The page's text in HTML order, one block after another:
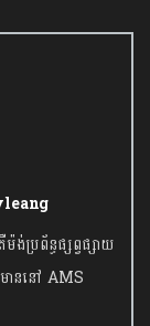
ង់ប្រព័ន្ធផ្សព្វផ្សាយ
មាននៅ AMS